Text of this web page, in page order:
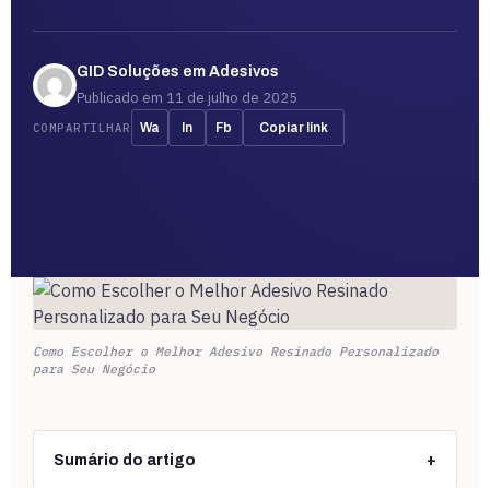
GID Soluções em Adesivos
Publicado em 11 de julho de 2025
COMPARTILHAR Wa In Fb Copiar link
Como Escolher o Melhor Adesivo Resinado Personalizado
para Seu Negócio
Sumário do artigo +